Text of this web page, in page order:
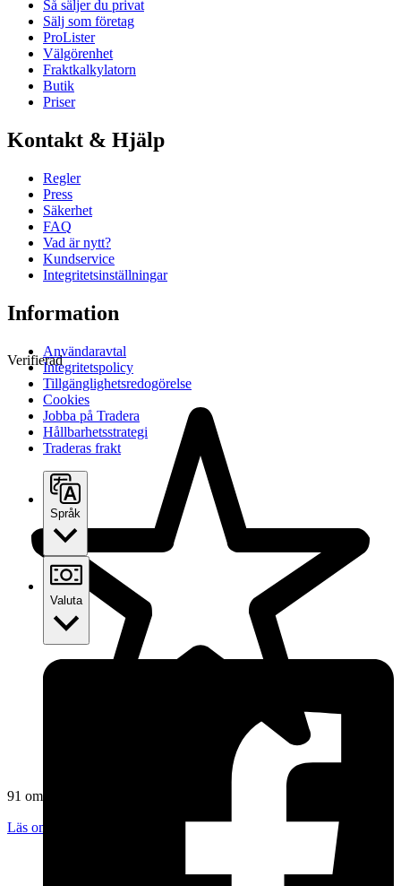
Verifierad
91 omdömen
Läs omdömen
Så säljer du privat
Sälj som företag
ProLister
Välgörenhet
Fraktkalkylatorn
Butik
Priser
Kontakt & Hjälp
Regler
Press
Säkerhet
FAQ
Vad är nytt?
Kundservice
Integritetsinställningar
Information
Användaravtal
Integritetspolicy
Tillgänglighetsredogörelse
Cookies
Jobba på Tradera
Hållbarhetsstrategi
Traderas frakt
Språk
Valuta